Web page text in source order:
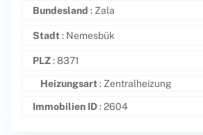
Bundesland : Zala
Stadt: Nemesbük
PLZ: 8371
Heizungsart: Zentralheizung
Immobilien ID: 2604